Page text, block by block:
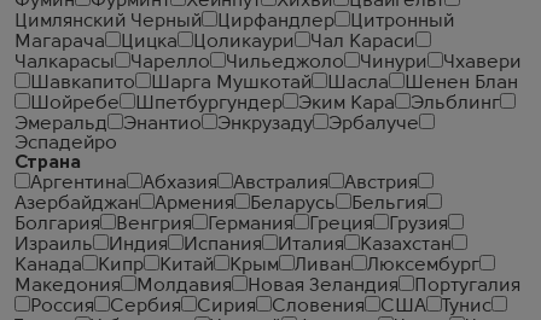
Цимлянский Черный
Цирфандлер
Цитронный
Магарача
Цицка Цоликаури
Чал Караси
Чалкарасы
Чарелло Чильеджоло Чинури
Чхавери
Шавкапито
Шарга Мушкотай Шасла
Шенен Блан
Шойребе
Шпетбургундер Эким Кара
Эльблинг
Эмеральд
Энантио Энкрузаду
Эрбалуче
Эспадейро
Страна
Аргентина
Абхазия Австралия
Австрия
Азербайджан
Армения Беларусь
Бельгия
Болгария
Венгрия Германия Греция
Грузия
Израиль
Индия Испания Италия
Казахстан
Канада
Кипр Китай Крым Ливан
Люксембург
Македония
Молдавия Новая Зеландия
Португалия
Россия
Сербия Сирия Словения США
Тунис